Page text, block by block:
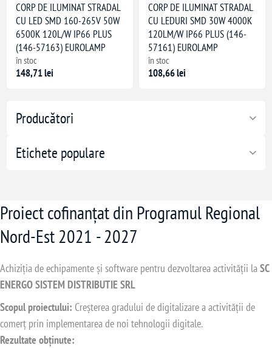
Producători
Etichete populare
CORP DE ILUMINAT STRADAL
CU LED SMD 160-265V 50W
6500K 120L/W IP66 PLUS
(146-57163) EUROLAMP
în stoc
148,71 lei
CORP DE ILUMINAT STRADAL
CU LEDURI SMD 30W 4000K
120LM/W IP66 PLUS (146-
57161) EUROLAMP
în stoc
108,66 lei
Proiect cofinanțat din Programul Regional
Nord-Est 2021 - 2027
Achiziția de echipamente și software pentru dezvoltarea activității laSC
ENERGO SISTEM DISTRIBUTIE SRL
Scopul proiectului: Creșterea gradului de digitalizare a activității de
comerț prin implementarea de noi tehnologii digitale.
Rezultate obținute: